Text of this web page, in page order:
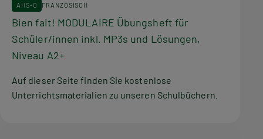
AHS-O FRANZÖSISCH
Bien fait! MODULAIRE Übungsheft für
Schüler/innen inkl. MP3s und Lösungen,
Niveau A2+
Auf dieser Seite finden Sie kostenlose
Unterrichtsmaterialien zu unseren Schulbüchern.